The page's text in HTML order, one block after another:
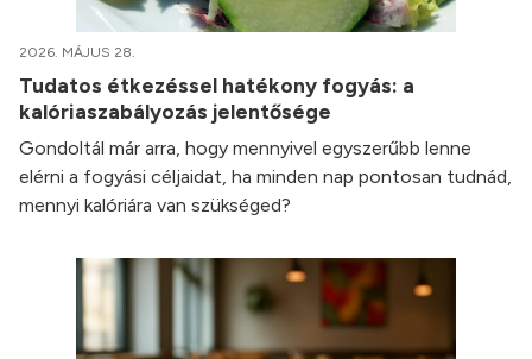
2026. MÁJUS 28.
Tudatos étkezéssel hatékony fogyás: a
kalóriaszabályozás jelentősége
Gondoltál már arra, hogy mennyivel egyszerűbb lenne
elérni a fogyási céljaidat, ha minden nap pontosan tudnád,
mennyi kalóriára van szükséged?